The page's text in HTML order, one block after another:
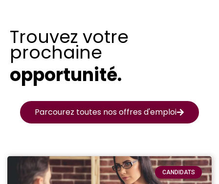
CANDIDATS
Trouvez votre
prochaine
opportunité.
Parcourez toutes nos offres d'emploi